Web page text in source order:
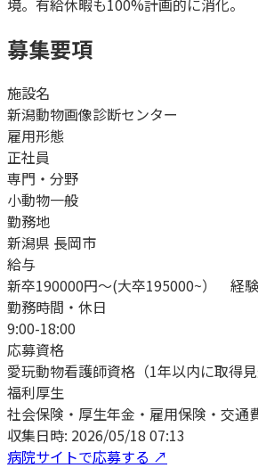
募集要項
施設名
新潟動物画像診断センター
雇用形態
正社員
専門・分野
小動物一般
勤務地
新潟県 長岡市
給与
新卒190000円～(大卒195000~） 経
勤務時間・休日
9:00-18:00
応募資格
愛玩動物看護師資格（1年以内に取
福利厚生
社会保険・厚生年金・雇用保険・交
収集日時: 2026/05/18 07:13
病院サイトで応募する ↗